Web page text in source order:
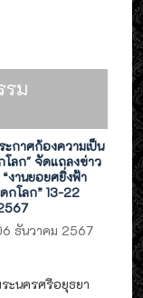
รม
ะกาศก้องความเป็น
โลก" จัดแถลงข่าว
งานยอยศยิ่งฟ้า
กโลก” 13-22
ธันวาคม 2567
ะนครศรีอยุธยา